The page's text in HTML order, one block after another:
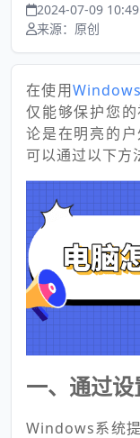
2024-07-09
来源：原创
文章目录
在使用
仅能够保护您
论是在明亮的
可以通过以下方
一、通过